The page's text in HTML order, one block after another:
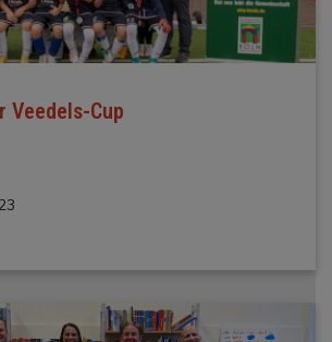
Veedels-Cup